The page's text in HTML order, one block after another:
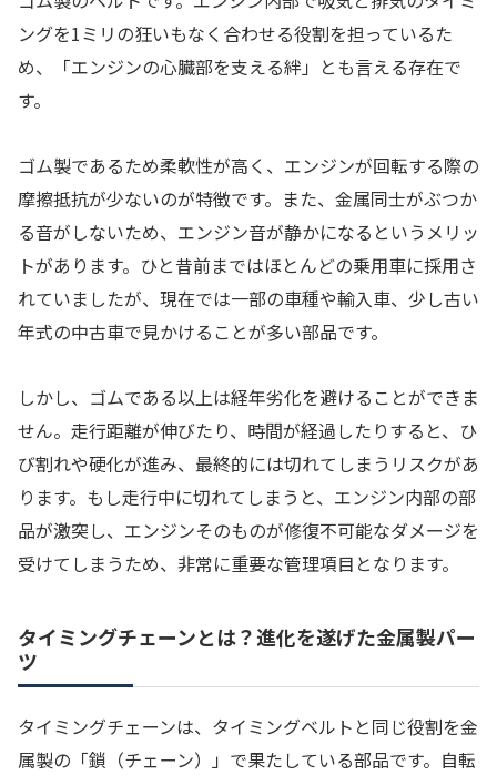
ングを1ミリの狂いもなく合わせる役割を担っているた
め、「エンジンの心臓部を支える絆」とも言える存在で
す。
ゴム製であるため柔軟性が高く、エンジンが回転する際の
摩擦抵抗が少ないのが特徴です。また、金属同士がぶつか
る音がしないため、エンジン音が静かになるというメリッ
トがあります。ひと昔前まではほとんどの乗用車に採用さ
れていましたが、現在では一部の車種や輸入車、少し古い
年式の中古車で見かけることが多い部品です。
しかし、ゴムである以上は経年劣化を避けることができま
せん。走行距離が伸びたり、時間が経過したりすると、ひ
び割れや硬化が進み、最終的には切れてしまうリスクがあ
ります。もし走行中に切れてしまうと、エンジン内部の部
品が激突し、エンジンそのものが修復不可能なダメージを
受けてしまうため、非常に重要な管理項目となります。
タイミングチェーンとは？進化を遂げた金属製パー
ツ
タイミングチェーンは、タイミングベルトと同じ役割を金
属製の「鎖（チェーン）」で果たしている部品です。自転